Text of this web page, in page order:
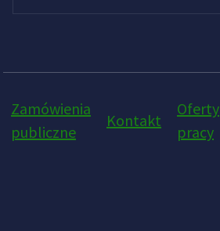
Zamówienia
publiczne
Kontakt
Oferty
pracy